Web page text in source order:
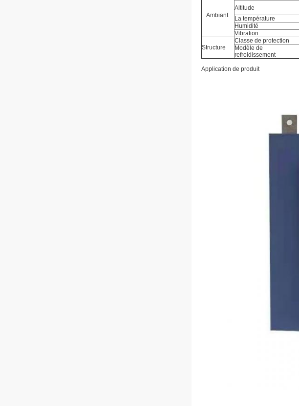
Ambiant
Altitude
La température
Humidité
Vibration
Structure
Classe de protection
Modèle de
refroidissement
Application de produit